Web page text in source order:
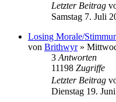
Letzter Beitrag
Samstag 7. Juli
Losing Morale/
von Brithwyr»
3 Antworten
11198 Zugriffe
Letzter Beitrag
Dienstag 19.